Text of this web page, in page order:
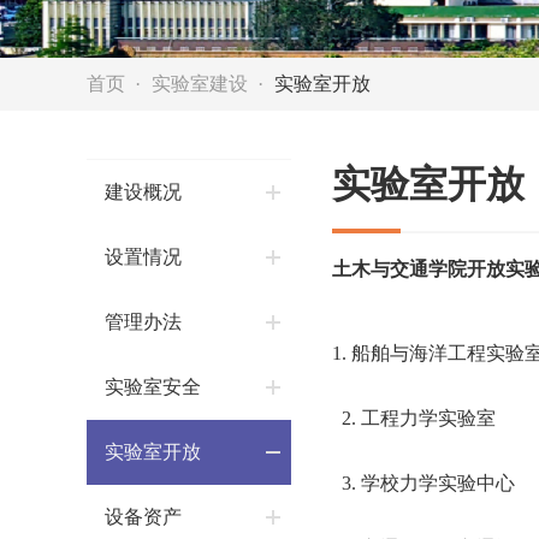
首页 实验室建设 实验室开放
建设概况
设置情况
管理办法
实验室安全
实验室开放
设备资产
实验室开放
土木与交通学院开放实
1. 船舶与海洋工程实验
2. 工程力学实验室
3. 学校力学实验中心